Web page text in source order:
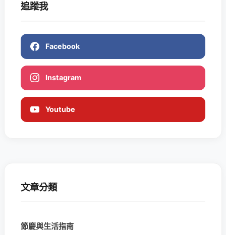
追蹤我
Facebook
Instagram
Youtube
文章分類
節慶與生活指南